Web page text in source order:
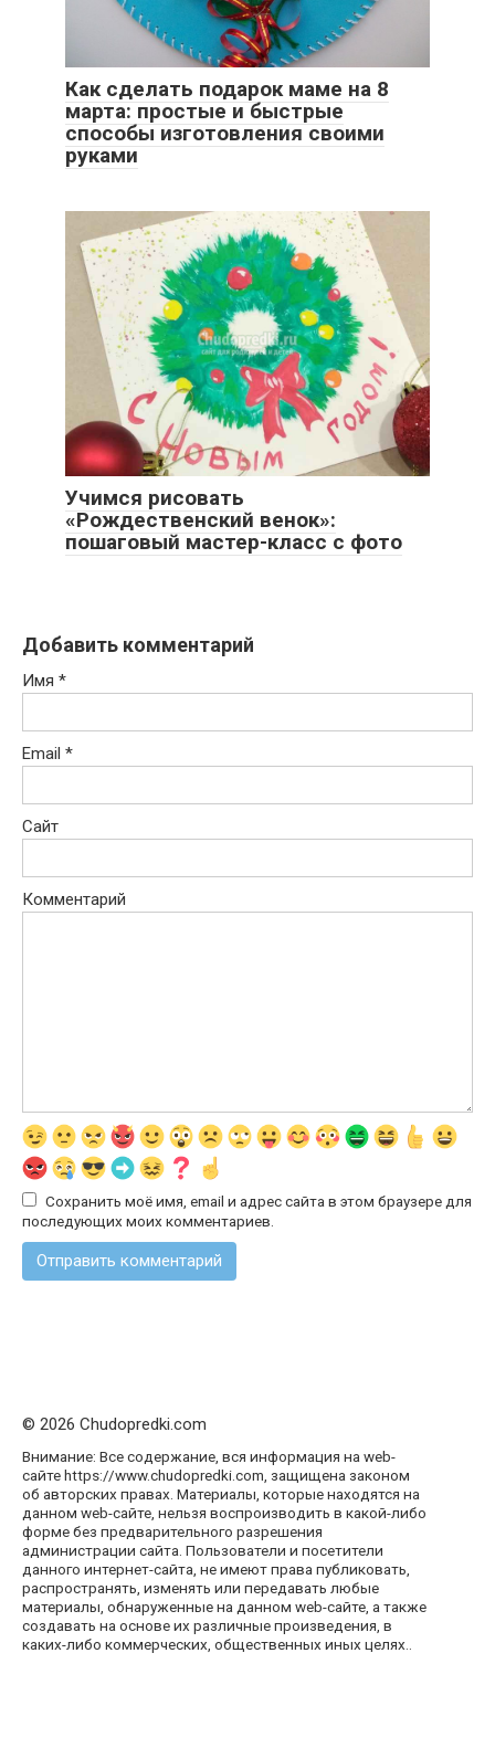
Как сделать подарок маме на 8
марта: простые и быстрые
способы изготовления своими
руками
Учимся рисовать
«Рождественский венок»:
пошаговый мастер-класс с фото
Добавить комментарий
Имя *
Email *
Сайт
Комментарий
Сохранить моё имя, email и адрес сайта в этом браузере для
последующих моих комментариев.
© 2026 Chudopredki.com
Внимание: Все содержание, вся информация на web-
сайте https://www.chudopredki.com, защищена законом
об авторских правах. Материалы, которые находятся на
данном web-сайте, нельзя воспроизводить в какой-либо
форме без предварительного разрешения
администрации сайта. Пользователи и посетители
данного интернет-сайта, не имеют права публиковать,
распространять, изменять или передавать любые
материалы, обнаруженные на данном web-сайте, а также
создавать на основе их различные произведения, в
каких-либо коммерческих, общественных иных целях..